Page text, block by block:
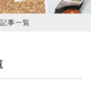
事一覧